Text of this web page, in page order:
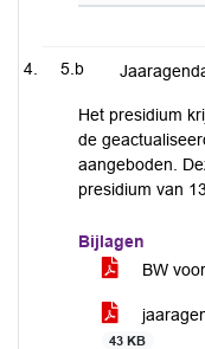
5.b
Het presidium
de
aangeboden.
presidium van
Bijlagen
BW
43 KB